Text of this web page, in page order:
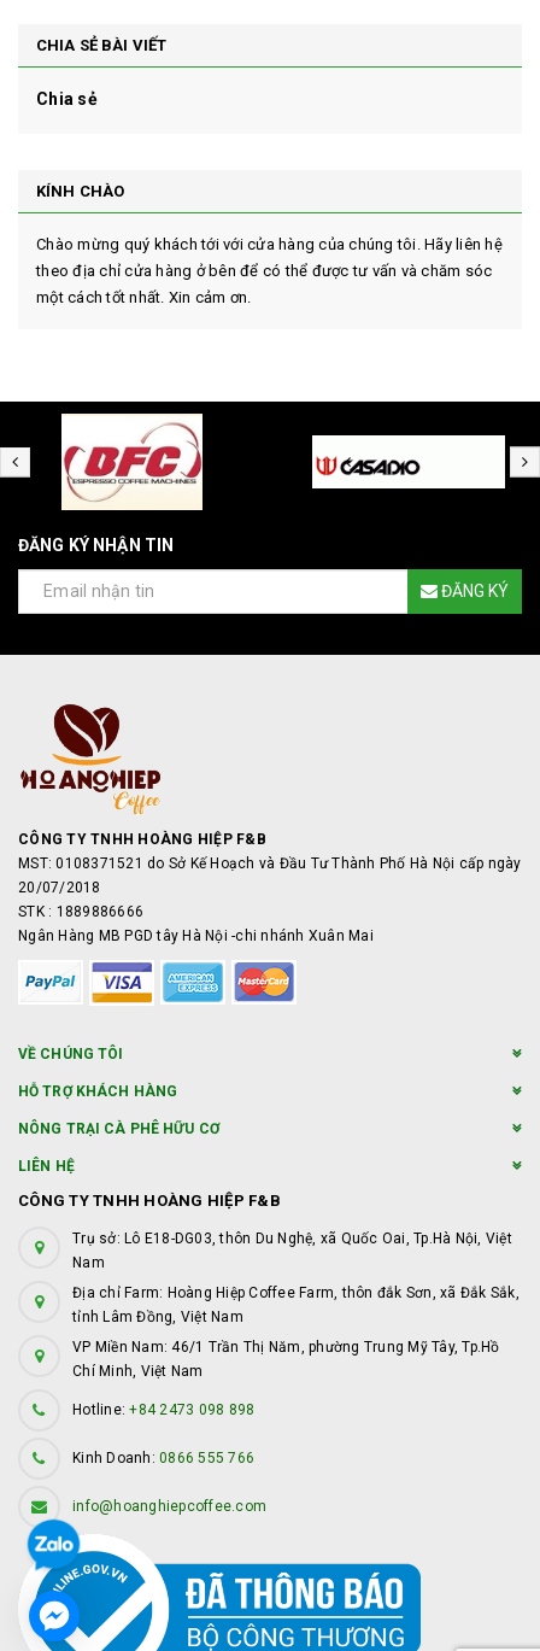
CHIA SẺ BÀI VIẾT
Chia sẻ
KÍNH CHÀO
Chào mừng quý khách tới với cửa hàng của chúng tôi. Hãy liên hệ
theo địa chỉ cửa hàng ở bên để có thể được tư vấn và chăm sóc
một cách tốt nhất. Xin cảm ơn.
ĐĂNG KÝ NHẬN TIN
ĐĂNG KÝ
CÔNG TY TNHH HOÀNG HIỆP F&B
MST: 0108371521 do Sở Kế Hoạch và Đầu Tư Thành Phố Hà Nội cấp ngày
20/07/2018
STK : 1889886666
Ngân Hàng MB PGD tây Hà Nội -chi nhánh Xuân Mai
VỀ CHÚNG TÔI
HỖ TRỢ KHÁCH HÀNG
NÔNG TRẠI CÀ PHÊ HỮU CƠ
LIÊN HỆ
CÔNG TY TNHH HOÀNG HIỆP F&B
Trụ sở: Lô E18-DG03, thôn Du Nghệ, xã Quốc Oai, Tp.Hà Nội, Việt
Nam
Địa chỉ Farm: Hoàng Hiệp Coffee Farm, thôn đắk Sơn, xã Đắk Sắk,
tỉnh Lâm Đồng, Việt Nam
VP Miền Nam: 46/1 Trần Thị Năm, phường Trung Mỹ Tây, Tp.Hồ
Chí Minh, Việt Nam
Hotline:+84 2473 098 898
Kinh Doanh: 0866 555 766
info@hoanghiepcoffee.com